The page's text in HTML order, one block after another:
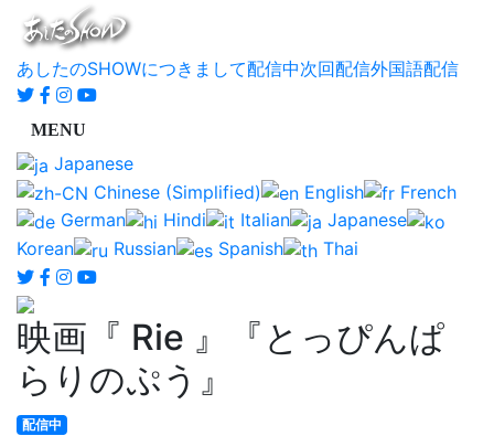
あしたのSHOWにつきまして配信中次回配信外国語配信
Japanese
Chinese (Simplified)
English
French
German
Hindi Italian
Japanese
Korean
Russian Spanish Thai
映画『 Rie 』『とっぴんぱ
らりのぷう』
配信中